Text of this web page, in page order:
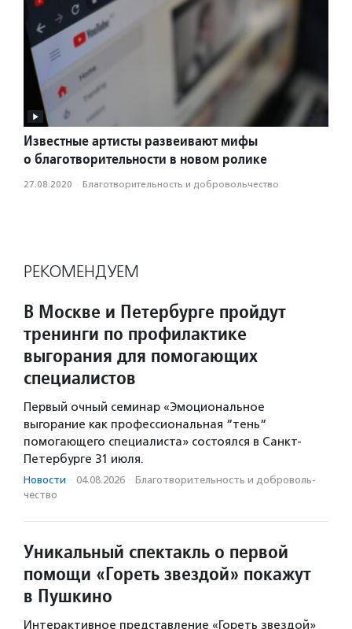
Известные артисты развеивают мифы
о благотворительности в новом ролике
27.08.2020 · Благотвори­тель­ность и доброволь­чест­во
РЕКОМЕНДУЕМ
В Москве и Петербурге пройдут
тренинги по профилактике
выгорания для помогающих
специалистов
Первый очный семинар «Эмоциональное
выгорание как профессиональная “тень“
помогающего специалиста» состоялся в Санкт-
Петербурге 31 июля.
Новости · 04.08.2026 · Благотвори­тель­ность и доброволь­
чест­во
Уникальный спектакль о первой
помощи «Гореть звездой» покажут
в Пушкино
Интерактивное представление «Гореть звездой»